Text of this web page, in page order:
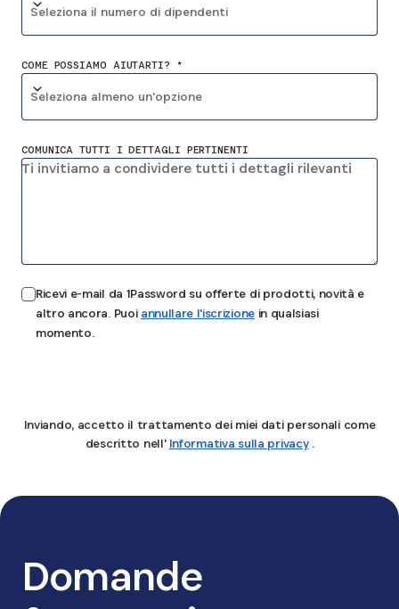
Seleziona il numero di dipendenti
COME POSSIAMO AIUTARTI? *
Seleziona almeno un'opzione
COMUNICA TUTTI I DETTAGLI PERTINENTI
Ricevi e-mail da 1Password su offerte di prodotti, novità e
altro ancora. Puoi annullare l'iscrizionein qualsiasi
momento.
Inviando, accetto il trattamento dei miei dati personali come
descritto nell' Informativa sulla privacy .
Domande